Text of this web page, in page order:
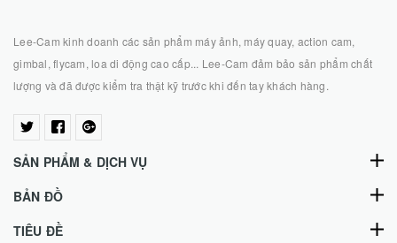
Lee-Cam kinh doanh các sản phẩm máy ảnh, máy quay, action cam,
gimbal, flycam, loa di động cao cấp... Lee-Cam đảm bảo sản phẩm chất
lượng và đã được kiểm tra thật kỹ trước khi đến tay khách hàng.
SẢN PHẨM & DỊCH VỤ
BẢN ĐỒ
TIÊU ĐỀ